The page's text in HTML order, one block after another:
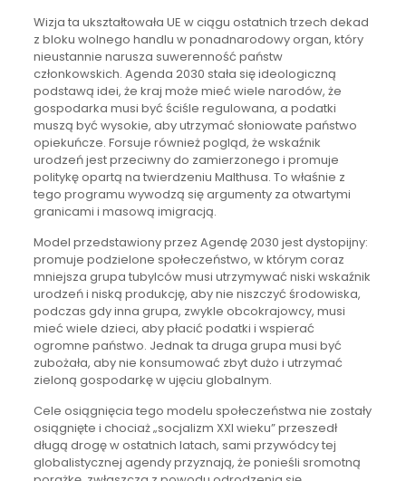
Wizja ta ukształtowała UE w ciągu ostatnich trzech dekad
z bloku wolnego handlu w ponadnarodowy organ, który
nieustannie narusza suwerenność państw
członkowskich. Agenda 2030 stała się ideologiczną
podstawą idei, że kraj może mieć wiele narodów, że
gospodarka musi być ściśle regulowana, a podatki
muszą być wysokie, aby utrzymać słoniowate państwo
opiekuńcze. Forsuje również pogląd, że wskaźnik
urodzeń jest przeciwny do zamierzonego i promuje
politykę opartą na twierdzeniu Malthusa. To właśnie z
tego programu wywodzą się argumenty za otwartymi
granicami i masową imigracją.
Model przedstawiony przez Agendę 2030 jest dystopijny:
promuje podzielone społeczeństwo, w którym coraz
mniejsza grupa tubylców musi utrzymywać niski wskaźnik
urodzeń i niską produkcję, aby nie niszczyć środowiska,
podczas gdy inna grupa, zwykle obcokrajowcy, musi
mieć wiele dzieci, aby płacić podatki i wspierać
ogromne państwo. Jednak ta druga grupa musi być
zubożała, aby nie konsumować zbyt dużo i utrzymać
zieloną gospodarkę w ujęciu globalnym.
Cele osiągnięcia tego modelu społeczeństwa nie zostały
osiągnięte i chociaż „socjalizm XXI wieku” przeszedł
długą drogę w ostatnich latach, sami przywódcy tej
globalistycznej agendy przyznają, że ponieśli sromotną